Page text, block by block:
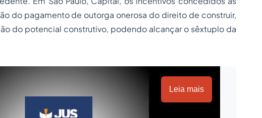
do pagamento de outorga onerosa do direito de construir,
do potencial construtivo, podendo alcançar o sêxtuplo da
Leia mais